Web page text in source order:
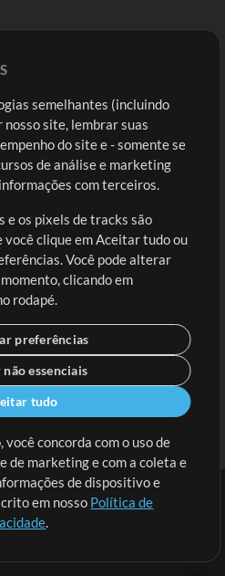
Entre
Cadastre-se
Ir ao carrinho
de Privacidade
semelhantes (incluindo
site, lembrar suas
do site e - somente se
de análise e marketing
com terceiros.
e os pixels de tracks são
você clique em Aceitar tudo ou
Você pode alterar
clicando em
rodapé.
preferências
essenciais
tudo
concorda com o uso de
de marketing e com a coleta e
de dispositivo e
em nosso Política de
.